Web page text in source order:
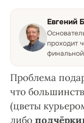
Евгений
проходит
Проблема
что
(цветы
либо